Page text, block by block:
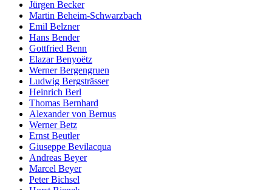
Jürgen Becker
Martin Beheim-Schwarzbach
Emil Belzner
Hans Bender
Gottfried Benn
Elazar Benyoëtz
Werner Bergengruen
Ludwig Bergsträsser
Heinrich Berl
Thomas Bernhard
Alexander von Bernus
Werner Betz
Ernst Beutler
Giuseppe Bevilacqua
Andreas Beyer
Marcel Beyer
Peter Bichsel